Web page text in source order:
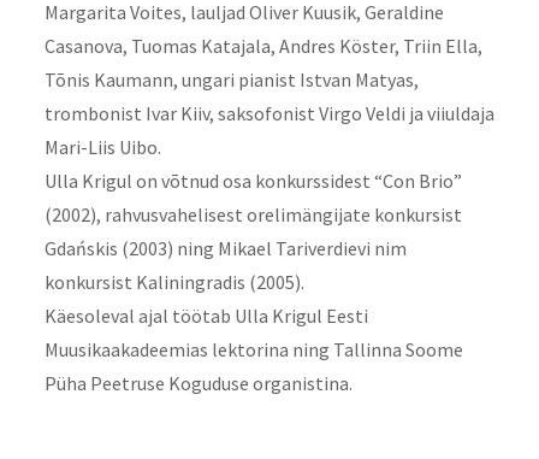
Margarita Voites, lauljad Oliver Kuusik, Geraldine
Casanova, Tuomas Katajala, Andres Köster, Triin Ella,
Tõnis Kaumann, ungari pianist Istvan Matyas,
trombonist Ivar Kiiv, saksofonist Virgo Veldi ja viiuldaja
Mari-Liis Uibo.
Ulla Krigul on võtnud osa konkurssidest “Con Brio”
(2002), rahvusvahelisest orelimängijate konkursist
Gdańskis (2003) ning Mikael Tariverdievi nim
konkursist Kaliningradis (2005).
Käesoleval ajal töötab Ulla Krigul Eesti
Muusikaakadeemias lektorina ning Tallinna Soome
Püha Peetruse Koguduse organistina.